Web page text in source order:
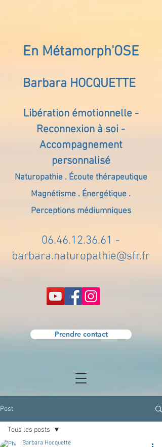
En Métamorph'OSE
Barbara HOCQUETTE
Libération émotionnelle -
Reconnexion à soi -
Accompagnement
personnalisé
Naturopathie . Écoute thérapeutique
Magnétisme . Énergétique .
Perceptions médiumniques
06.46.12.36.61 -
barbara.naturopathie@sfr.fr
Prendre contact
Post
Tous les posts
Barbara Hocquette